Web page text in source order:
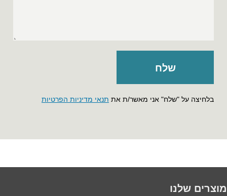
בלחיצה על "שלח" אני מאשר/ת את תנאי מדיניות הפרטיות
מוצרים שלנו